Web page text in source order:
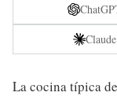
Claude
La cocina típica